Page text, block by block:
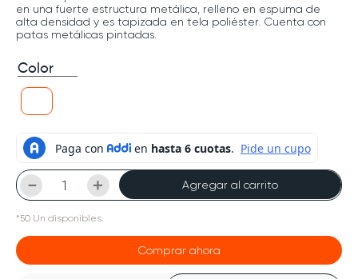
en una fuerte estructura metálica, relleno en espuma de
alta densidad y es tapizada en tela poliéster. Cuenta con
patas metálicas pintadas.
Color
＋
－ Agregar al carrito
*50 Un disponibles.
Comprar ahora